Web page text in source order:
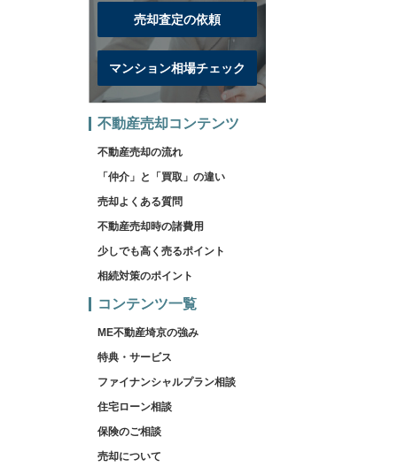
売却査定の依頼
マンション相場チェック
不動産売却コンテンツ
不動産売却の流れ
「仲介」と「買取」の違い
売却よくある質問
不動産売却時の諸費用
少しでも高く売るポイント
相続対策のポイント
コンテンツ一覧
ME不動産埼京の強み
特典・サービス
ファイナンシャルプラン相談
住宅ローン相談
保険のご相談
売却について